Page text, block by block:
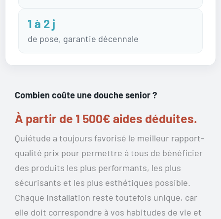
1 à 2 j
de pose, garantie décennale
Combien coûte une douche senior ?
À partir de 1 500€ aides déduites.
Quiétude a toujours favorisé le meilleur rapport-
qualité prix pour permettre à tous de bénéficier
des produits les plus performants, les plus
sécurisants et les plus esthétiques possible.
Chaque installation reste toutefois unique, car
elle doit correspondre à vos habitudes de vie et